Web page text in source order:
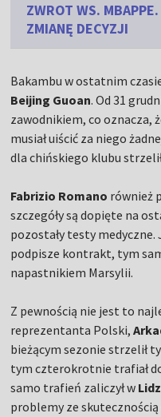
ZWROT WS.
ZMIANĘ DECYZJI
Bakambu w ostatnim
Beijing Guoan. Od 31
zawodnikiem, co oznacza,
musiał uiścić za niego
dla chińskiego klubu
Fabrizio Romano również
szczegóły są dopięte na
pozostały testy
podpisze kontrakt, tym
napastnikiem Marsylii.
Z pewnością nie jest to
reprezentanta Polski,
bieżącym sezonie strzelił
tym czterokrotnie trafiał
samo trafień zaliczył w
problemy ze